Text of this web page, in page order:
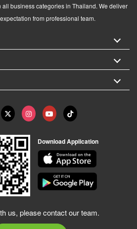
business categories in Thailand. We deliver
from professional team.
Download Application
us, please contact our team.